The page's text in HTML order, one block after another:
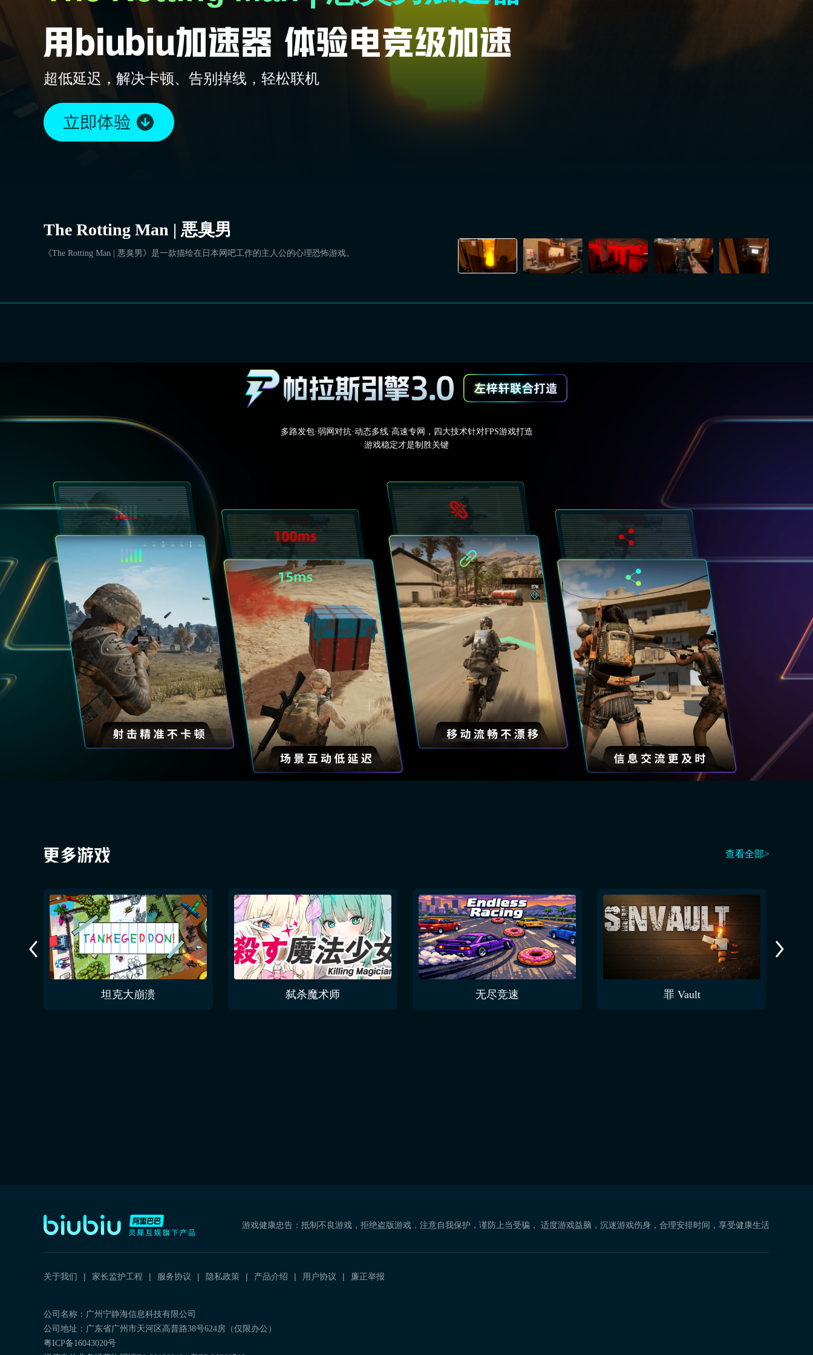
超低延迟，解决卡顿、告别掉线，轻松联机
The Rotting Man | 悪臭男
《The Rotting Man | 悪臭男》是一款描绘在日本网吧工作的主人公的心理恐怖游戏。
多路发包·弱网对抗·动态多线·高速专网，四大技术针对FPS游戏打造
游戏稳定才是制胜关键
查看全部>
坦克大崩溃 弑杀魔术师 无尽竞速 罪 Vault
游戏健康忠告：抵制不良游戏，拒绝盗版游戏，注意自我保护，谨防上当受骗， 适度游戏益脑，沉迷游戏伤身，合理安排时间，享受健康生活
关于我们 家长监护工程 服务协议 隐私政策 产品介绍 用户协议 廉正举报
公司名称：广州宁静海信息科技有限公司
公司地址：广东省广州市天河区高普路38号624房（仅限办公）
粤ICP备16043020号